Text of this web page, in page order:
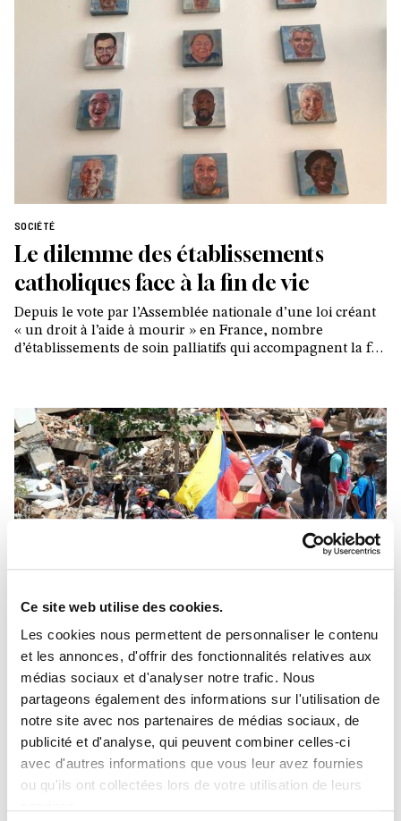
Ce site web utilise des cookies.
Les cookies nous permettent de personnaliser le contenu
et les annonces, d'offrir des fonctionnalités relatives aux
médias sociaux et d'analyser notre trafic. Nous
partageons également des informations sur l'utilisation de
notre site avec nos partenaires de médias sociaux, de
publicité et d'analyse, qui peuvent combiner celles-ci
avec d'autres informations que vous leur avez fournies
ou qu'ils ont collectées lors de votre utilisation de leurs
SOCIÉTÉ
Le dilemme des établissements
catholiques face à la fin de vie
Depuis le vote par l’Assemblée nationale d’une loi créant
« un droit à l’aide à mourir » en France, nombre
d’établissements de soin palliatifs qui accompagnent la fin
SOCIÉTÉ
Venezuela. Reconstruire les liens
avant même les bâtiments
Le tract de la communauté de CL de ce pays d’Amérique
du Sud sur la tragédie du tremblement de terre : « Ce
n’est que si notre mission est une œuvre centrée sur Dieu
qu’il sera possible de retrouver les certitudes qui se sont